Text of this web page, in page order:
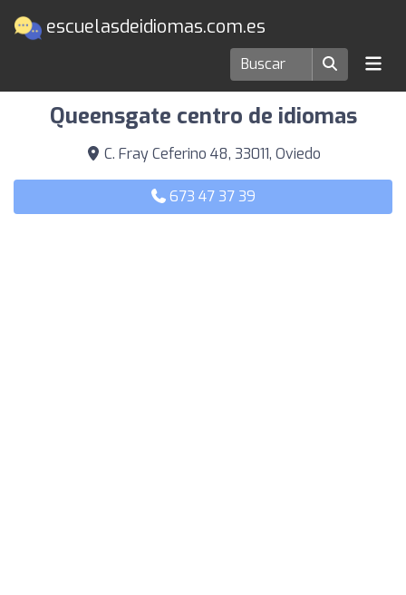
escuelasdeidiomas.com.es
Escuelas de idiomas en Oviedo
Queensgate centro de idiomas
C. Fray Ceferino 48, 33011, Oviedo
673 47 37 39